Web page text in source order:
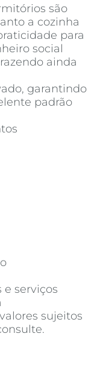
são
a cozinha
para
social
ainda
garantindo
padrão
e serviços
sujeitos